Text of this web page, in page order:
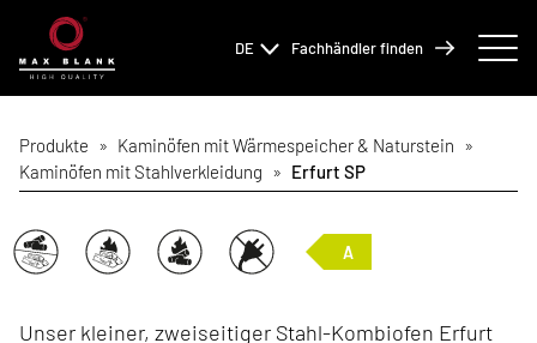
DE Fachhändler finden
Produkte » Kaminöfen mit Wärmespeicher & Naturstein »
Kaminöfen mit Stahlverkleidung » Erfurt SP
A
Unser kleiner, zweiseitiger Stahl-Kombiofen Erfurt